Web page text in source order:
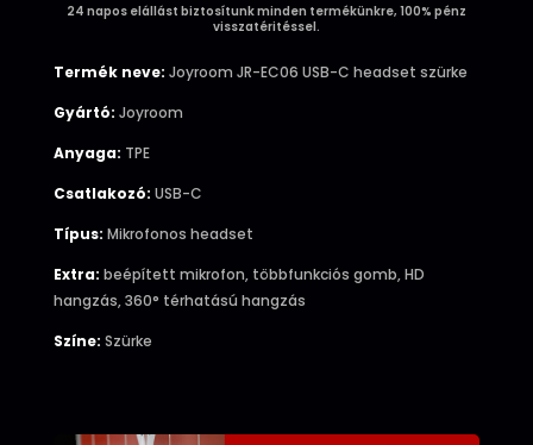
24 napos elállást biztosítunk minden termékünkre, 100% pénz
visszatéritéssel.
Termék neve: Joyroom JR-EC06 USB-C headset szürke
Gyártó: Joyroom
Anyaga: TPE
Csatlakozó: USB-C
Típus: Mikrofonos headset
Extra: beépített mikrofon, többfunkciós gomb, HD
hangzás, 360° térhatású hangzás
Színe: Szürke